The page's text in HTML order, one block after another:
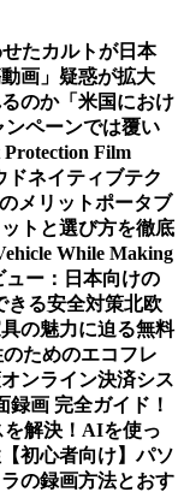
たカルトが日本
動画」疑惑が拡大
のか「米国におけ
ンペーンでは覆い
Film
ドネイティブテク
メリットポータブ
トと選び方を徹底
While Making
ュー：日本向けの
きる安全対策北欧
の魅力に迫る無料
ためのエコフレ
オンライン決済シス
録画 完全ガイド！
解決！ AIを使っ
【初心者向け】パソ
の録画方法とおす